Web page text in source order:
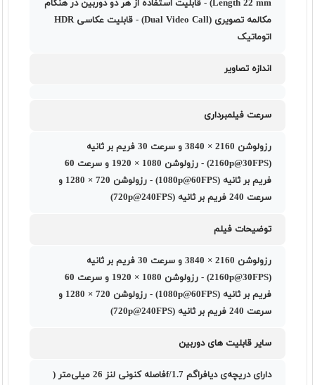
Length 22 mm) - قابلیت استفاده از هر دو دوربین در هنگام
مکالمه تصویری (Dual Video Call) - قابلیت عکاسی HDR
اتوماتیک
اندازه تصاویر
سرعت فیلمبرداری
رزولوشن 2160 × 3840 و سرعت 30 فریم بر ثانیه
(2160p@30FPS) - رزولوشن 1080 × 1920 و سرعت 60
فریم بر ثانیه (1080p@60FPS) - رزولوشن 720 × 1280 و
سرعت 240 فریم بر ثانیه (720p@240FPS)
توضیحات فیلم
رزولوشن 2160 × 3840 و سرعت 30 فریم بر ثانیه
(2160p@30FPS) - رزولوشن 1080 × 1920 و سرعت 60
فریم بر ثانیه (1080p@60FPS) - رزولوشن 720 × 1280 و
سرعت 240 فریم بر ثانیه (720p@240FPS)
سایر قابلیت های دوربین
دارای دریچه‌ی دیافراگم f/1.7فاصله کنونی لنز 26 میلی‌متر (